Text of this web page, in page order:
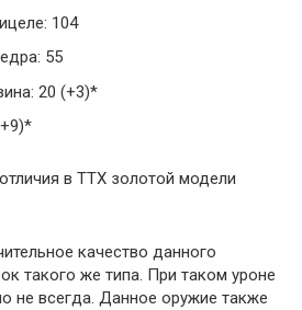
104
55
20 (+3)*
в ТТХ золотой модели
качество данного
такого же типа. При таком уроне
не всегда. Данное оружие также